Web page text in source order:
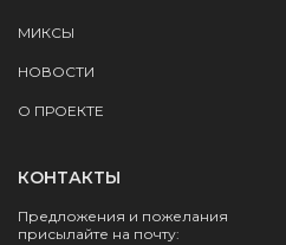
МИКСЫ
НОВОСТИ
О ПРОЕКТЕ
КОНТАКТЫ
Предложения и пожелания
присылайте на почту: